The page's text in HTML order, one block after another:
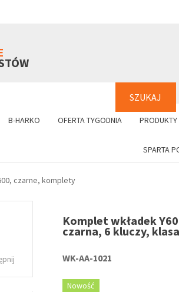
SZUKAJ
B-HARKO OFERTA TYGODNIA PRODUKTY
SPARTA
czarne, komplety
Komplet wkładek
czarna, 6 kluczy,
WK-AA-1021
Nowość